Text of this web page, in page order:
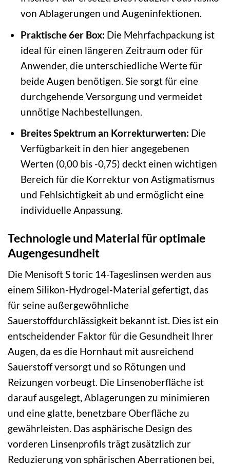
von Ablagerungen und Augeninfektionen.
Praktische 6er Box: Die Mehrfachpackung ist
ideal für einen längeren Zeitraum oder für
Anwender, die unterschiedliche Werte für
beide Augen benötigen. Sie sorgt für eine
durchgehende Versorgung und vermeidet
unnötige Nachbestellungen.
Breites Spektrum an Korrekturwerten: Die
Verfügbarkeit in den hier angegebenen
Werten (0,00 bis -0,75) deckt einen wichtigen
Bereich für die Korrektur von Astigmatismus
und Fehlsichtigkeit ab und ermöglicht eine
individuelle Anpassung.
Technologie und Material für optimale
Augengesundheit
Die Menisoft S toric 14-Tageslinsen werden aus
einem Silikon-Hydrogel-Material gefertigt, das
für seine außergewöhnliche
Sauerstoffdurchlässigkeit bekannt ist. Dies ist ein
entscheidender Faktor für die Gesundheit Ihrer
Augen, da es die Hornhaut mit ausreichend
Sauerstoff versorgt und so Rötungen und
Reizungen vorbeugt. Die Linsenoberfläche ist
darauf ausgelegt, Ablagerungen zu minimieren
und eine glatte, benetzbare Oberfläche zu
gewährleisten. Das asphärische Design des
vorderen Linsenprofils trägt zusätzlich zur
Reduzierung von sphärischen Aberrationen bei,